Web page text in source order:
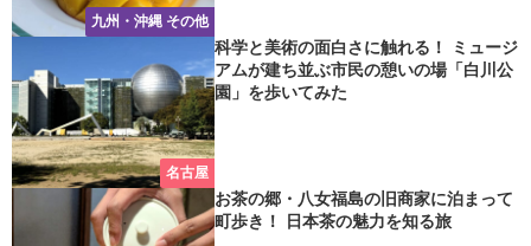
九州・沖縄 その他
名古屋
科学と美術の面白さに触れる！ ミュージ
アムが建ち並ぶ市民の憩いの場「白川公
園」を歩いてみた
お茶の郷・八女福島の旧商家に泊まって
町歩き！ 日本茶の魅力を知る旅